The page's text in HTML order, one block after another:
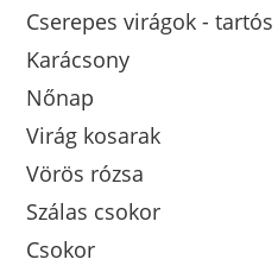
Cserepes virágok -
Karácsony
Nőnap
Virág kosarak
Vörös rózsa
Szálas csokor
Csokor